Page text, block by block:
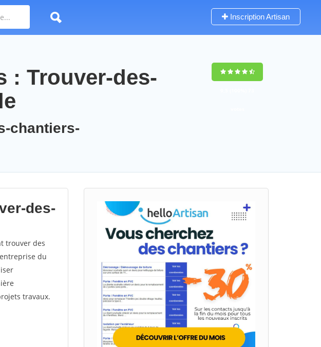
Inscription Artisan
: Trouver-des-
chantiers-
des-
trouver des
du
travaux.